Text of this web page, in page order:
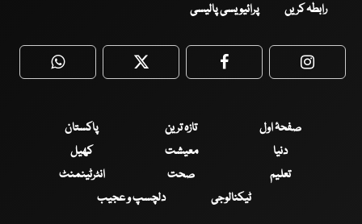
رابطہ کریں پرائیویسی پالیسی
WhatsApp Twitter Facebook
صفحۂ اول تازہ ترین
پاکستان
دنیا
معیشت
کھیل
تعلیم
صحت
انٹرٹینمنٹ
ٹیکنالوجی
دلچسپ و عجیب